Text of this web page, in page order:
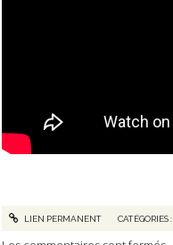
LIEN PERMANENT CATÉGORIES :